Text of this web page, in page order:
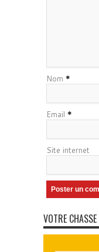
Nom *
Email *
Site internet
VOTRE